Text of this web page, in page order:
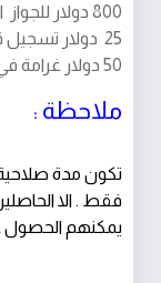
800 دولار للجواز المستعجل بشكل فوري
25 دولار تسجيل قنصلي
50 دولار غرامة في حالة نلف الجواز أو فقدانه
ملاحظة :
تكون مدة
فقط . الا
يمكنهم